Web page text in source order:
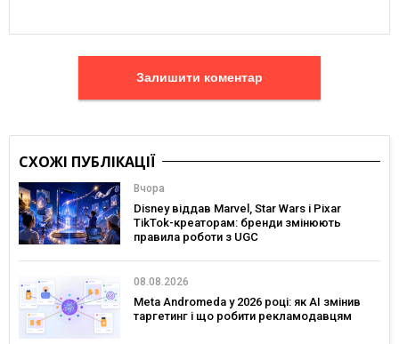
Залишити коментар
СХОЖІ ПУБЛІКАЦІЇ
Вчора
Disney віддав Marvel, Star Wars і Pixar
TikTok-креаторам: бренди змінюють
правила роботи з UGC
08.08.2026
Meta Andromeda у 2026 році: як AI змінив
таргетинг і що робити рекламодавцям